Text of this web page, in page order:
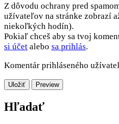
Z dôvodu ochrany pred
užívateľov na stránke zobrazí
niekoľkých hodín).
Pokiaľ chceš aby sa tvoj
si účet alebo sa prihlás.
Komentár prihláseného
Hľadať